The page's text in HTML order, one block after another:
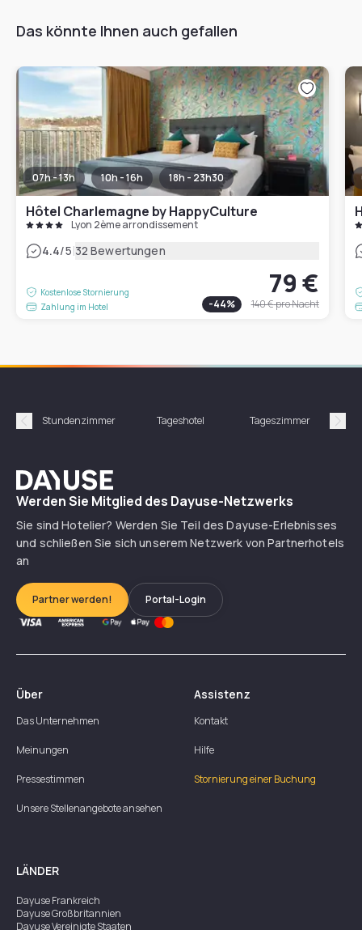
Das könnte Ihnen auch gefallen
07h - 13h 10h - 16h 18h - 23h30
Hôtel Charlemagne by HappyCulture
Lyon 2ème arrondissement
4.4/5|32 Bewertungen
Kostenlose Stornierung
Zahlung im Hotel
79 €
-44% 140 €pro Nacht
Précédent
Stundenzimmer Tageshotel Tageszimmer
Dayuse
Werden Sie Mitglied des Dayuse-Netzwerks
Sie sind Hotelier? Werden Sie Teil des Dayuse-Erlebnisses
und schließen Sie sich unserem Netzwerk von Partnerhotels
an
Partner werden! Portal-Login
Über
Das Unternehmen
Meinungen
Pressestimmen
Unsere Stellenangebote ansehen
Assistenz
Kontakt
Hilfe
Stornierung einer Buchung
LÄNDER
DayuseFrankreich
DayuseGroßbritannien
DayuseVereinigte Staaten